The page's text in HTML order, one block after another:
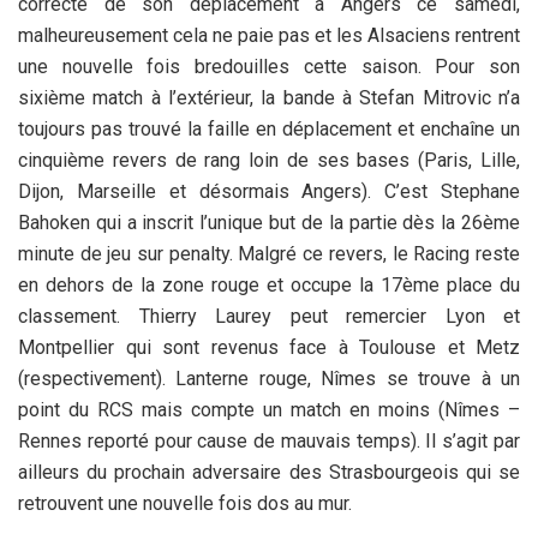
malheureusement cela ne paie pas et les Alsaciens rentrent
une nouvelle fois bredouilles cette saison. Pour son
sixième match à l’extérieur, la bande à Stefan Mitrovic n’a
toujours pas trouvé la faille en déplacement et enchaîne un
cinquième revers de rang loin de ses bases (Paris, Lille,
Dijon, Marseille et désormais Angers). C’est Stephane
Bahoken qui a inscrit l’unique but de la partie dès la 26ème
minute de jeu sur penalty. Malgré ce revers, le Racing reste
en dehors de la zone rouge et occupe la 17ème place du
classement. Thierry Laurey peut remercier Lyon et
Montpellier qui sont revenus face à Toulouse et Metz
(respectivement). Lanterne rouge, Nîmes se trouve à un
point du RCS mais compte un match en moins (Nîmes –
Rennes reporté pour cause de mauvais temps). Il s’agit par
ailleurs du prochain adversaire des Strasbourgeois qui se
retrouvent une nouvelle fois dos au mur.